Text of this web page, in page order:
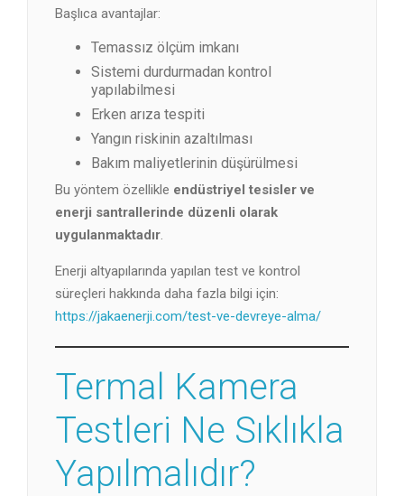
Başlıca avantajlar:
Temassız ölçüm imkanı
Sistemi durdurmadan kontrol
yapılabilmesi
Erken arıza tespiti
Yangın riskinin azaltılması
Bakım maliyetlerinin düşürülmesi
Bu yöntem özellikle endüstriyel tesisler ve
enerji santrallerinde düzenli olarak
uygulanmaktadır.
Enerji altyapılarında yapılan test ve kontrol
süreçleri hakkında daha fazla bilgi için:
https://jakaenerji.com/test-ve-devreye-alma/
Termal Kamera
Testleri Ne Sıklıkla
Yapılmalıdır?